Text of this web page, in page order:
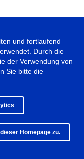
und fortlaufend
Durch die
der Verwendung von
Sie bitte die
Homepage zu.